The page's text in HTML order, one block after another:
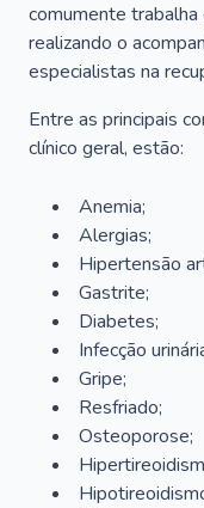
comumente
realizando o
especialistas na
Entre as principais
clínico geral, estão:
Anemia;
Alergias;
Hipertensão
Gastrite;
Diabetes;
Infecção
Gripe;
Resfriado;
Osteoporose;